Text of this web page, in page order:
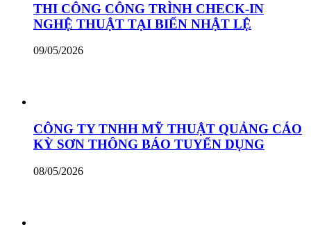
THI CÔNG CÔNG TRÌNH CHECK-IN
NGHỆ THUẬT TẠI BIỂN NHẬT LỆ
09/05/2026
CÔNG TY TNHH MỸ THUẬT QUẢNG CÁO
KỲ SƠN THÔNG BÁO TUYỂN DỤNG
08/05/2026